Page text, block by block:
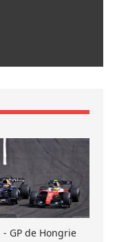
- GP de Hongrie